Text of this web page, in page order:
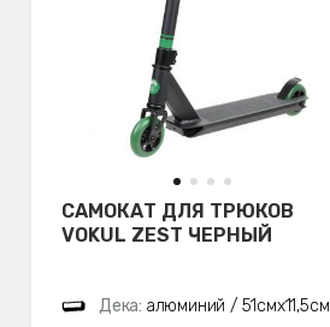
САМОКАТ ДЛЯ ТРЮКОВ
VOKUL ZEST ЧЕРНЫЙ
Дека: алюминий / 51смx11,5см